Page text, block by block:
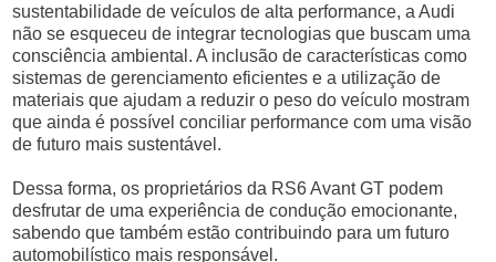
sustentabilidade de veículos de alta performance, a Audi
não se esqueceu de integrar tecnologias que buscam uma
consciência ambiental. A inclusão de características como
sistemas de gerenciamento eficientes e a utilização de
materiais que ajudam a reduzir o peso do veículo mostram
que ainda é possível conciliar performance com uma visão
de futuro mais sustentável.
Dessa forma, os proprietários da RS6 Avant GT podem
desfrutar de uma experiência de condução emocionante,
sabendo que também estão contribuindo para um futuro
automobilístico mais responsável.